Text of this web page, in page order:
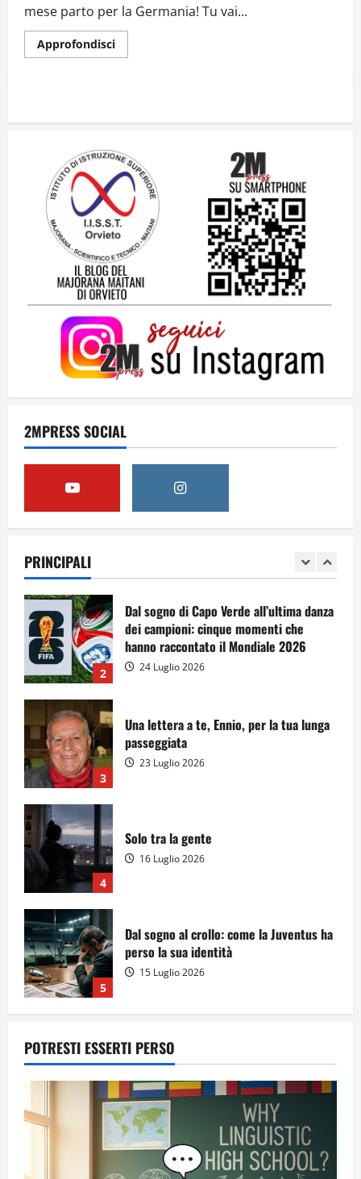
mese parto per la Germania! Tu vai...
Approfondisci
2MPRESS SOCIAL
PRINCIPALI
2
hanno raccontato il Mondiale 2026
3
Una lettera a te, Ennio, per la tua lunga
passeggiata
23 Luglio 2026
4
16 Luglio 2026
5
15 Luglio 2026
A Sergio, dal ragazzo furbo
2
Dal sogno di Capo Verde all’ultima danza
dei campioni: cinque momenti che
hanno raccontato il Mondiale 2026
24 Luglio 2026
3
Una lettera a te, Ennio, per la tua lunga
passeggiata
23 Luglio 2026
4
Solo tra la gente
16 Luglio 2026
5
Dal sogno al crollo: come la Juventus ha
perso la sua identità
15 Luglio 2026
A Sergio, dal ragazzo furbo
28 Luglio 2026
Dal sogno di Capo Verde all’ultima danza
dei campioni: cinque momenti che
hanno raccontato il Mondiale 2026
POTRESTI ESSERTI PERSO